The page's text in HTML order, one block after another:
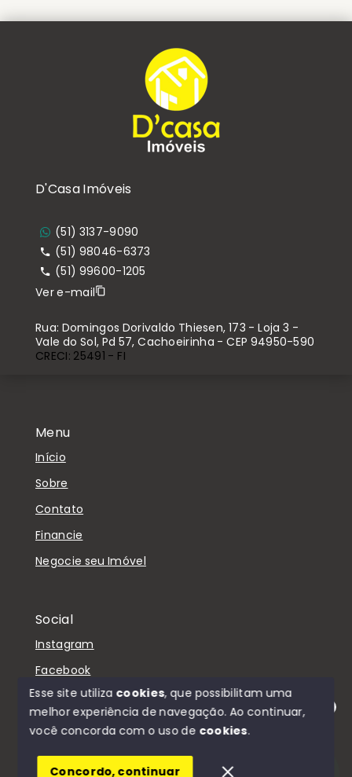
Olá! Estamos disponíveis para te ajudar.
Menu
Início
Sobre
Contato
Financie
Negocie seu Imóvel
Social
Instagram
Facebook
© Copyright 2026 - D'Casa Imóveis - Todos os
SITE PARA IMOBILIARIA
D'Casa Imóveis
(51) 3137-9090
(51) 98046-6373
(51) 99600-1205
Ver e-mail
Rua: Domingos Dorivaldo Thiesen, 173 - Loja 3 -
Vale do Sol, Pd 57, Cachoeirinha - CEP 94950-590
CRECI: 25491 - FI
Esse site utiliza cookies, que possibilitam uma
melhor experiência de navegação.Ao continuar,
você concorda com o uso de cookies.
Concordo, continuar